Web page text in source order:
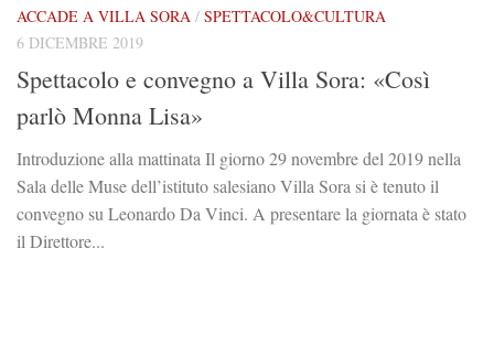
ACCADE A VILLA SORA / SPETTACOLO&CULTURA
6 DICEMBRE 2019
Spettacolo e convegno a Villa Sora: «Così
parlò Monna Lisa»
Introduzione alla mattinata Il giorno 29 novembre del 2019 nella
Sala delle Muse dell’istituto salesiano Villa Sora si è tenuto il
convegno su Leonardo Da Vinci. A presentare la giornata è stato
il Direttore...